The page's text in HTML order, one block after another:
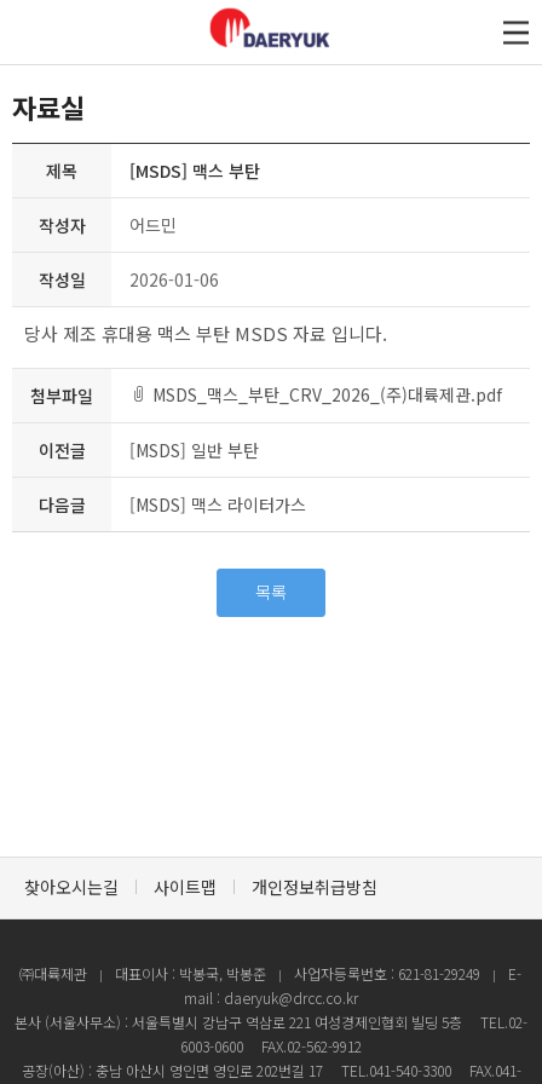
대륙제관
자료실
제목 [MSDS] 맥스 부탄
작성자 어드민
작성일 2026-01-06
당사 제조 휴대용 맥스 부탄 MSDS 자료 입니다.
첨부파일 MSDS_맥스_부탄_CRV_2026_(주)대륙제관.pdf
이전글 [MSDS] 일반 부탄
다음글 [MSDS] 맥스 라이터가스
목록
찾아오시는길 사이트맵 개인정보취급방침
㈜대륙제관 대표이사 : 박봉국, 박봉준 사업자등록번호 : 621-81-29249
E-
mail : daeryuk@drcc.co.kr
본사 (서울사무소) : 서울특별시 강남구 역삼로 221 여성경제인협회 빌딩 5층
TEL.02-
6003-0600
FAX.02-562-9912
공장(아산) : 충남 아산시 영인면 영인로 202번길 17
TEL.041-540-3300 FAX.041-